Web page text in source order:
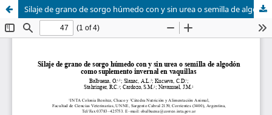
Silaje de grano de sorgo húmedo con y sin urea o semilla de algodón como suplemento invernal en vaquillas